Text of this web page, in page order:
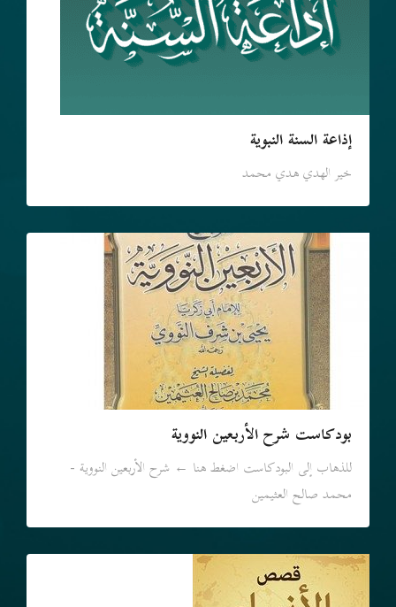
إذاعة السنة النبوية
خير الهدي هدي محمد
بودكاست شرح الأربعين النووية
للذهاب إلى البودكاست اضغط هنا ← شرح الأربعين النووية -
محمد صالح العثيمين